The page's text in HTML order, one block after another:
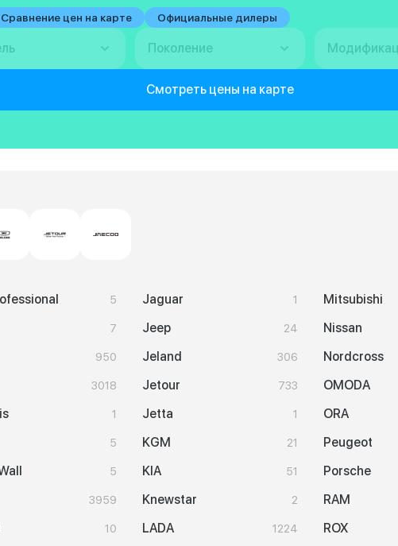
Сравнение цен на карте Официальные дилеры
Поколение
Смотреть цены на карте
5
7
950
3018
1
5
5
3959
10
Jaguar 1
Jeep 24
Jeland 306
Jetour 733
Jetta 1
KGM 21
KIA 51
Knewstar 2
LADA 1224
Mitsubishi
Nissan
Nordcross
OMODA
ORA
Peugeot
Porsche
RAM
ROX